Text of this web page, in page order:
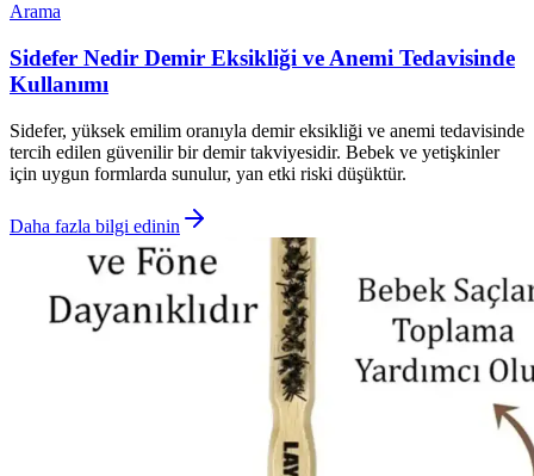
Arama
Sidefer Nedir Demir Eksikliği ve Anemi Tedavisinde
Kullanımı
Sidefer, yüksek emilim oranıyla demir eksikliği ve anemi tedavisinde
tercih edilen güvenilir bir demir takviyesidir. Bebek ve yetişkinler
için uygun formlarda sunulur, yan etki riski düşüktür.
Daha fazla bilgi edinin